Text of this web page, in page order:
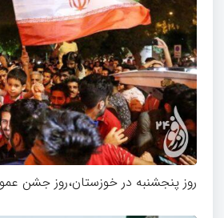
روز پنجشنبه در خوزستان،روز جشن